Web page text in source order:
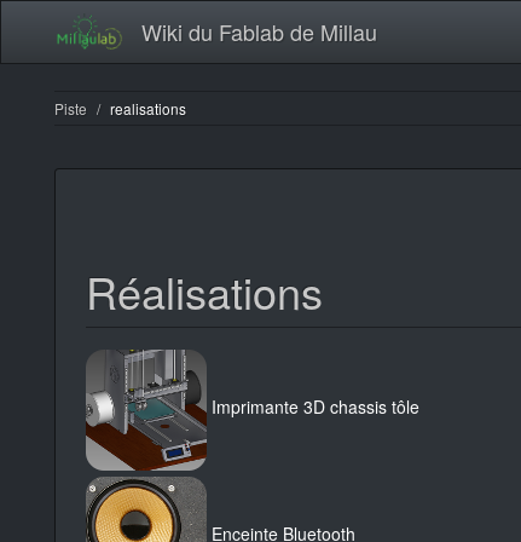
Wiki du Fablab de Millau
Piste realisations
Réalisations
Imprimante 3D chassis tôle
Enceinte Bluetooth